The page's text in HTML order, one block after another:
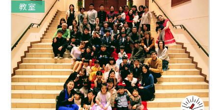
教室